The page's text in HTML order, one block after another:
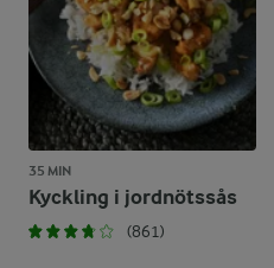
35 MIN
Kyckling i jordnötssås
(861)